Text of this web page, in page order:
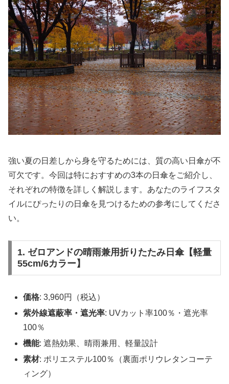
強い夏の日差しから身を守るためには、質の高い日傘が不
可欠です。今回は特におすすめの3本の日傘をご紹介し、
それぞれの特徴を詳しく解説します。あなたのライフスタ
イルにぴったりの日傘を見つけるための参考にしてくださ
い。
1. ゼロアンドの晴雨兼用折りたたみ日傘【軽量
55cm/6カラー】
価格: 3,960円（税込）
紫外線遮蔽率・遮光率: UVカット率100％・遮光率
100％
機能: 遮熱効果、晴雨兼用、軽量設計
素材: ポリエステル100％（裏面ポリウレタンコーテ
ィング）